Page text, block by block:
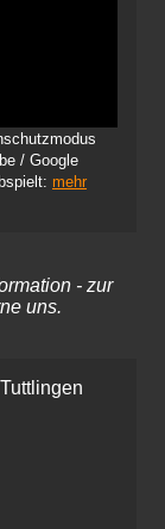
/ Google
mehr
- zur
uns.